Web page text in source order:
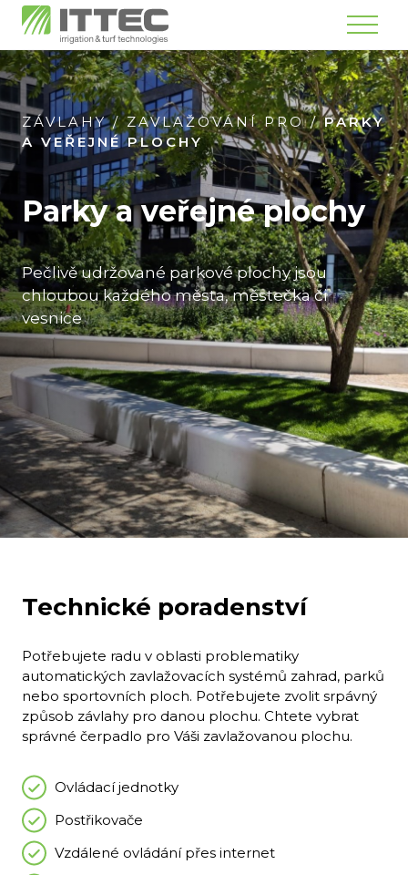
Menu
ZÁVLAHY /ZAVLAŽOVÁNÍ PRO/PARKY
A VEŘEJNÉ PLOCHY
Parky a veřejné plochy
Pečlivě udržované parkové plochy jsou
chloubou každého města, městečka či
vesnice
Technické poradenství
Potřebujete radu v oblasti problematiky
automatických zavlažovacích systémů zahrad, parků
nebo sportovních ploch. Potřebujete zvolit srpávný
způsob závlahy pro danou plochu. Chtete vybrat
správné čerpadlo pro Váši zavlažovanou plochu.
Ovládací jednotky
Postřikovače
Vzdálené ovládání přes internet